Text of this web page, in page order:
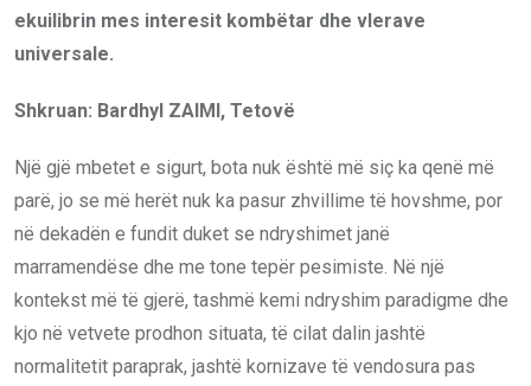
ekuilibrin mes interesit kombëtar dhe vlerave
universale.
Shkruan: Bardhyl ZAIMI, Tetovë
Një gjë mbetet e sigurt, bota nuk është më siç ka qenë më
parë, jo se më herët nuk ka pasur zhvillime të hovshme, por
në dekadën e fundit duket se ndryshimet janë
marramendëse dhe me tone tepër pesimiste. Në një
kontekst më të gjerë, tashmë kemi ndryshim paradigme dhe
kjo në vetvete prodhon situata, të cilat dalin jashtë
normalitetit paraprak, jashtë kornizave të vendosura pas